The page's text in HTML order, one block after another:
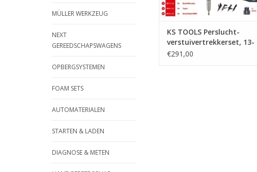
MÜLLER WERKZEUG
NEXT
GEREEDSCHAPSWAGENS
OPBERGSYSTEMEN
FOAM SETS
AUTOMATERIALEN
STARTEN & LADEN
DIAGNOSE & METEN
TOEVOEGEN AAN WINKELWAGEN
KS TOOLS Perslucht-
verstuivertrekkerset, 13-
dlg - 152.1130
€291,00